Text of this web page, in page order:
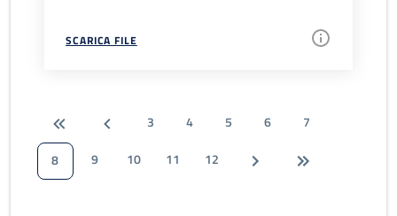
SCARICA FILE
3 4 5 6
7
8
9 10 11 12